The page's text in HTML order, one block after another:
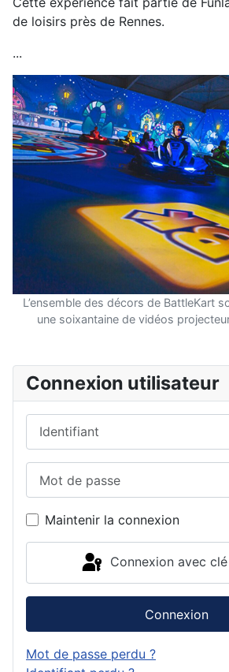
Connexion utilisateur
Maintenir la connexion
Connexion avec
Connexion
Mot de passe perdu ?
de loisirs près de Rennes.
...
L’ensemble des décors de BattleKart
une soixantaine de vidéos